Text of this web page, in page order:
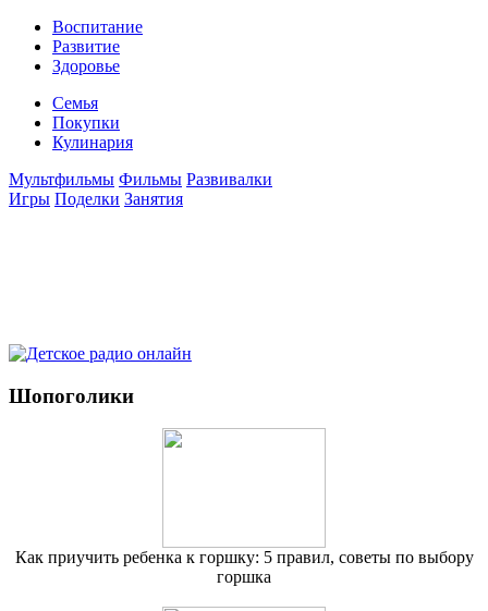
Воспитание
Развитие
Здоровье
Семья
Покупки
Кулинария
Мультфильмы Фильмы Развивалки
Игры Поделки Занятия
Шопоголики
Как приучить ребенка к горшку: 5 правил, советы по выбору
горшка